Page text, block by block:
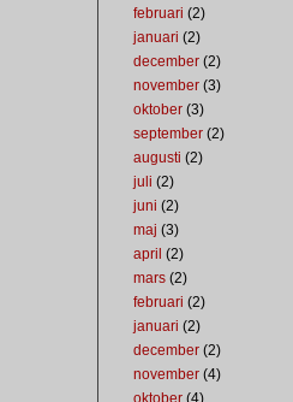
februari (2)
januari (2)
december (2)
november (3)
oktober (3)
september (2)
augusti (2)
juli (2)
juni (2)
maj (3)
april (2)
mars (2)
februari (2)
januari (2)
december (2)
november (4)
oktober (4)